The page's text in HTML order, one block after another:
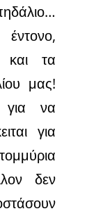
και τα
μας!
να
για
δεν